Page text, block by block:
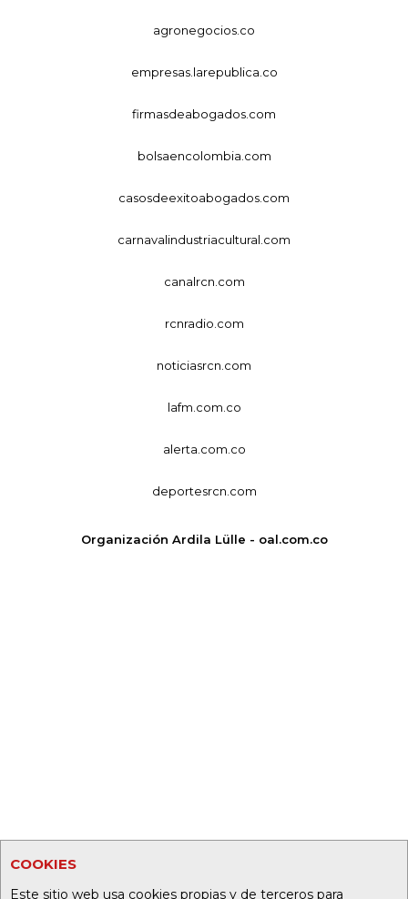
COOKIES
Este sitio web usa cookies propias y de terceros para
agronegocios.co
empresas.larepublica.co
firmasdeabogados.com
bolsaencolombia.com
casosdeexitoabogados.com
carnavalindustriacultural.com
canalrcn.com
rcnradio.com
noticiasrcn.com
lafm.com.co
alerta.com.co
deportesrcn.com
Organización Ardila Lülle - oal.com.co